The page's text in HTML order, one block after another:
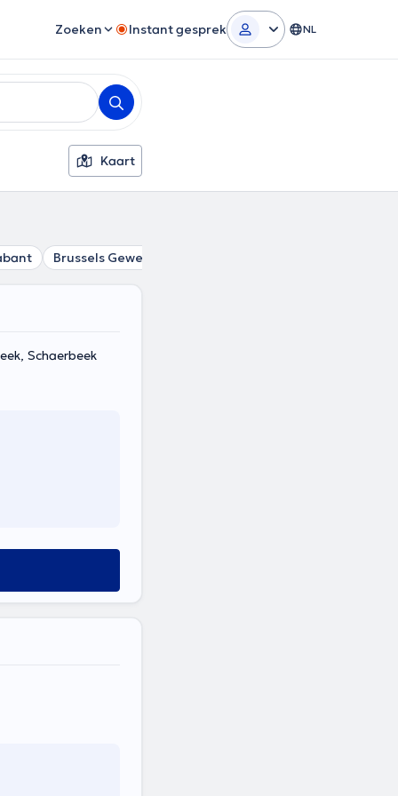
Zoeken Instant gesprek NL
Kaart
Brussels Gewest
Schaerbeek